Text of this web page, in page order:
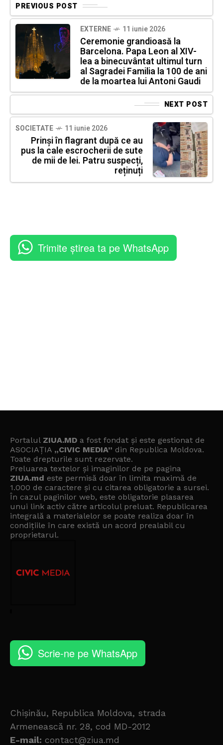
PREVIOUS POST
EXTERNE 11 iunie 2026
Ceremonie grandioasă la
Barcelona. Papa Leon al XIV-
lea a binecuvântat ultimul turn
al Sagradei Familia la 100 de ani
de la moartea lui Antoni Gaudi
NEXT POST
SOCIETATE 11 iunie 2026
Prinși în flagrant după ce au
pus la cale escrocherii de sute
de mii de lei. Patru suspecți,
reținuți
Trimite știrea ta pe WhatsApp
Portalul ZIUA.MD a fost fondat și este gestionat de
ASOCIAȚIA „CIVIC MEDIA” din Republica Moldova.
Toate drepturile sunt rezervate.
Preluarea textelor și imaginilor de pe pagina
ZIUA.md este permisă doar în limita maximă de
1.000 de caractere și cu citarea obligatorie a sursei.
În cazul paginilor web, este obligatorie plasarea
unui link activ către articolul preluat. Republicarea
integrală a materialelor se poate realiza doar în
condițiile în care există un acord prealabil cu
proprietarul.
Scrie-ne pe WhatsApp
Chișinău, Republica Moldova, strada
Armenească nr. 28, cod MD-2012
E-mail: contact@ziua.md